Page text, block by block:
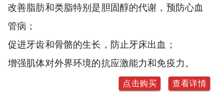
改善脂肪和类脂特别是胆固醇的代谢，预防心血
管病；
促进牙齿和骨骼的生长，防止牙床出血；
增强肌体对外界环境的抗应激能力和免疫力。
点击购买 查看详情